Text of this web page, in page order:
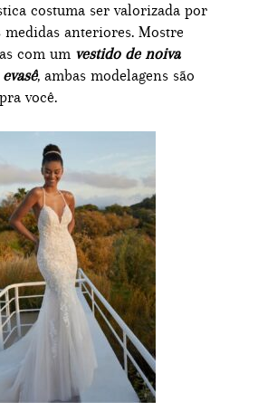
costuma ser valorizada por
medidas anteriores. Mostre
com um vestido de noiva
, ambas modelagens são
você.